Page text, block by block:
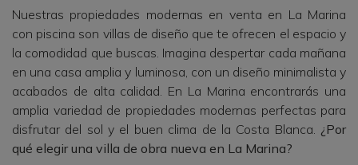
Nuestras propiedades modernas en venta en La Marina
con piscina son villas de diseño que te ofrecen el espacio y
la comodidad que buscas. Imagina despertar cada mañana
en una casa amplia y luminosa, con un diseño minimalista y
acabados de alta calidad. En La Marina encontrarás una
amplia variedad de propiedades modernas perfectas para
disfrutar del sol y el buen clima de la Costa Blanca. ¿Por
qué elegir una villa de obra nueva en La Marina?